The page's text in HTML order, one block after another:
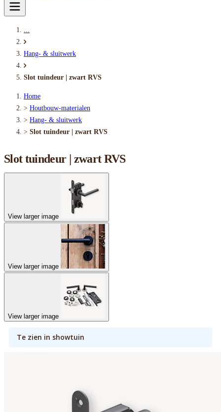
...
Hang- & sluitwerk
Slot tuindeur | zwart RVS
Home
> Houtbouw-materialen
> Hang- & sluitwerk
> Slot tuindeur | zwart RVS
Slot tuindeur | zwart RVS
View larger image
View larger image
View larger image
Te zien in showtuin